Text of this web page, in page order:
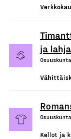
ja
Kellot ja